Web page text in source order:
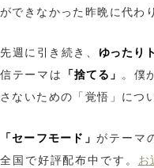
ができなかった昨晩に代わ
先週に引き続き、 ゆったり
信テーマは
「捨てる」 。僕
さないための「覚悟」につ
「セーフモード」 がテーマ
全国で好評配布中です。 お